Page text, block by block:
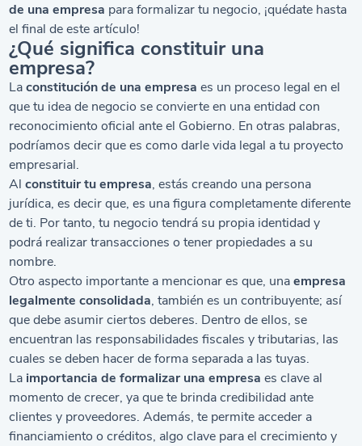
de una empresa para formalizar tu negocio, ¡quédate hasta
el final de este artículo!
¿Qué significa constituir una
empresa?
Laconstitución de una empresa es un proceso legal en el
que tu idea de negocio se convierte en una entidad con
reconocimiento oficial ante el Gobierno. En otras palabras,
podríamos decir que es como darle vida legal a tu proyecto
empresarial.
Alconstituir tu empresa, estás creando una persona
jurídica, es decir que, es una figura completamente diferente
de ti. Por tanto, tu negocio tendrá su propia identidad y
podrá realizar transacciones o tener propiedades a su
nombre.
Otro aspecto importante a mencionar es que, unaempresa
legalmente consolidada, también es un contribuyente; así
que debe asumir ciertos deberes. Dentro de ellos, se
encuentran las responsabilidades fiscales y tributarias, las
cuales se deben hacer de forma separada a las tuyas.
La importancia de formalizar una empresa es clave al
momento de crecer, ya que te brinda credibilidad ante
clientes y proveedores. Además, te permite acceder a
financiamiento o créditos, algo clave para el crecimiento y